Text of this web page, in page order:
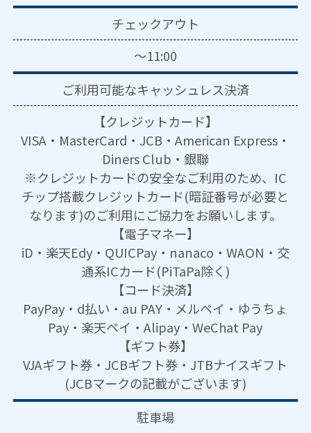
チェックアウト
～11:00
ご利用可能なキャッシュレス決済
【クレジットカード】
VISA・MasterCard・JCB・American Express・
Diners Club・銀聯
※クレジットカードの安全なご利用のため、IC
チップ搭載クレジットカード(暗証番号が必要と
なります)のご利用にご協力をお願いします。
【電子マネー】
iD・楽天Edy・QUICPay・nanaco・WAON・交
通系ICカード(PiTaPa除く)
【コード決済】
PayPay・d払い・au PAY・メルペイ・ゆうちょ
Pay・楽天ペイ・Alipay・WeChat Pay
【ギフト券】
VJAギフト券・JCBギフト券・JTBナイスギフト
(JCBマークの記載がございます)
駐車場